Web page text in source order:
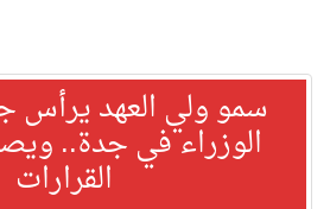
سمو ولي العهد
الوزراء في جدة..
القرارات